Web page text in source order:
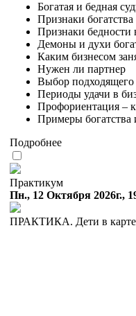
Богатая и бедная
Признаки
Признаки бедности
Демоны и духи
Каким бизнесом
Нужен ли партнер
Выбор подходящего
Периоды удачи в
Профориентация –
Примеры богатства
Подробнее
Практикум
Пн., 12 Октября 2026г.,
ПРАКТИКА. Дети в карте